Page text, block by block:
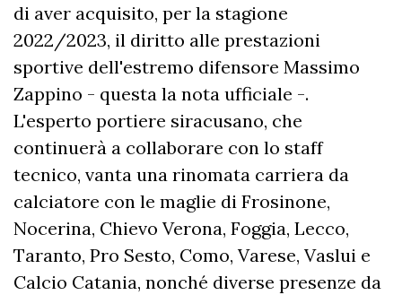
di aver acquisito, per la stagione
2022/2023, il diritto alle prestazioni
sportive dell'estremo difensore Massimo
Zappino - questa la nota ufficiale -.
L'esperto portiere siracusano, che
continuerà a collaborare con lo staff
tecnico, vanta una rinomata carriera da
calciatore con le maglie di Frosinone,
Nocerina, Chievo Verona, Foggia, Lecco,
Taranto, Pro Sesto, Como, Varese, Vaslui e
Calcio Catania, nonché diverse presenze da